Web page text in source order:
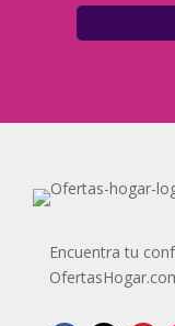
Encuentra tu